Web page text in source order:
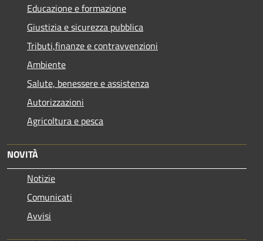
Educazione e formazione
Giustizia e sicurezza pubblica
Tributi,finanze e contravvenzioni
Ambiente
Salute, benessere e assistenza
Autorizzazioni
Agricoltura e pesca
NOVITÀ
Notizie
Comunicati
Avvisi